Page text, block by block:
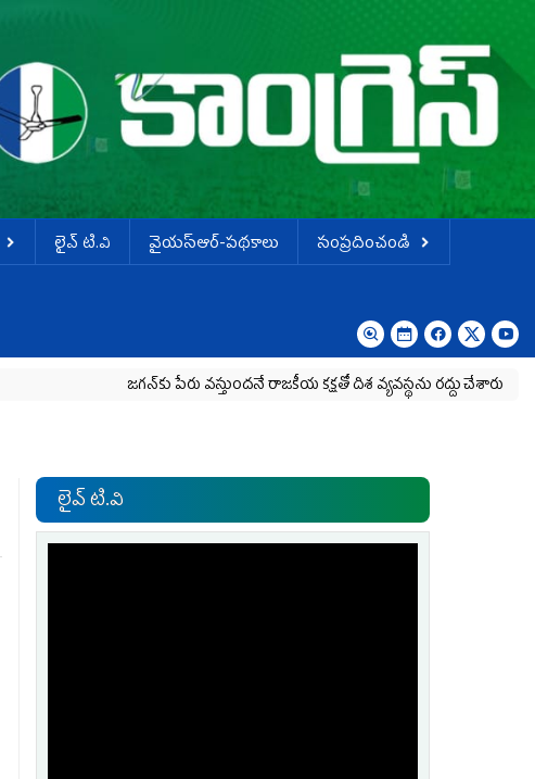
లైవ్ టి.వి వైయస్ఆర్-పథకాలు
సంప్రదించండి
జగన్‌కు పేరు వస్తుందనే రాజకీయ కక్షతో దిశ వ్య‌వ‌స్థ‌ను రద్దు చేశారు కృష్ణా
లైవ్ టి.వి